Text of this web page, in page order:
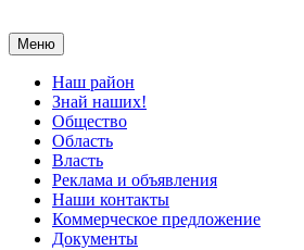
Меню
Наш район
Знай наших!
Общество
Область
Власть
Реклама и объявления
Наши контакты
Коммерческое предложение
Документы